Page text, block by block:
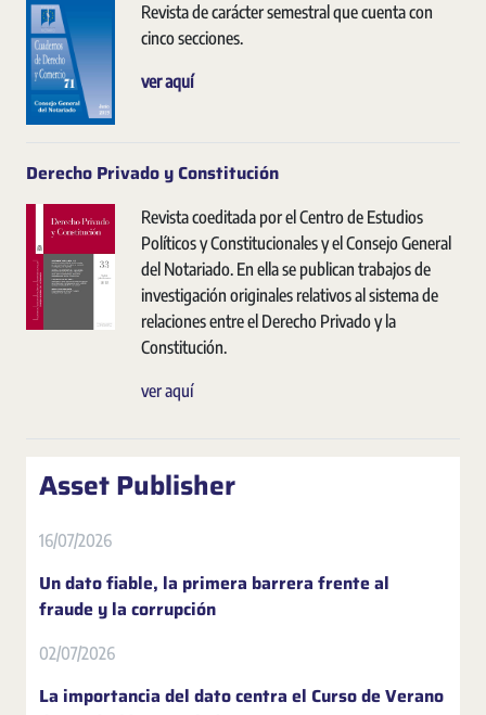
Revista de carácter semestral que cuenta con
cinco secciones.
ver aquí
Derecho Privado y Constitución
Revista coeditada por el Centro de Estudios
Políticos y Constitucionales y el Consejo General
del Notariado. En ella se publican trabajos de
investigación originales relativos al sistema de
relaciones entre el Derecho Privado y la
Constitución.
ver aquí
Asset Publisher
16/07/2026
Un dato fiable, la primera barrera frente al
fraude y la corrupción
02/07/2026
La importancia del dato centra el Curso de Verano